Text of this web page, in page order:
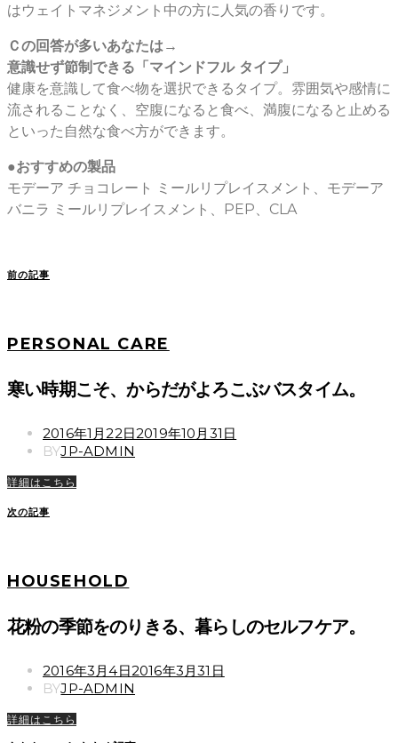
はウェイトマネジメント中の方に人気の香りです。
Ｃの回答が多いあなたは→
意識せず節制できる「マインドフル タイプ」
健康を意識して食べ物を選択できるタイプ。雰囲気や感情に
流されることなく、空腹になると食べ、満腹になると止める
といった自然な食べ方ができます。
●おすすめの製品
モデーア チョコレート ミールリプレイスメント、モデーア
バニラ ミールリプレイスメント、PEP、CLA
前の記事
PERSONAL CARE
寒い時期こそ、からだがよろこぶバスタイム。
POSTED
ON
2016年1月22日2019年10月31日
BYJP-ADMIN
詳細はこちら
次の記事
HOUSEHOLD
花粉の季節をのりきる、暮らしのセルフケア。
POSTED
ON
2016年3月4日2016年3月31日
BYJP-ADMIN
詳細はこちら